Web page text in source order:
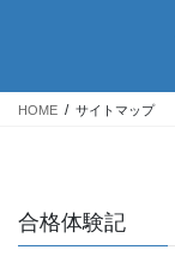
HOME サイトマップ
合格体験記